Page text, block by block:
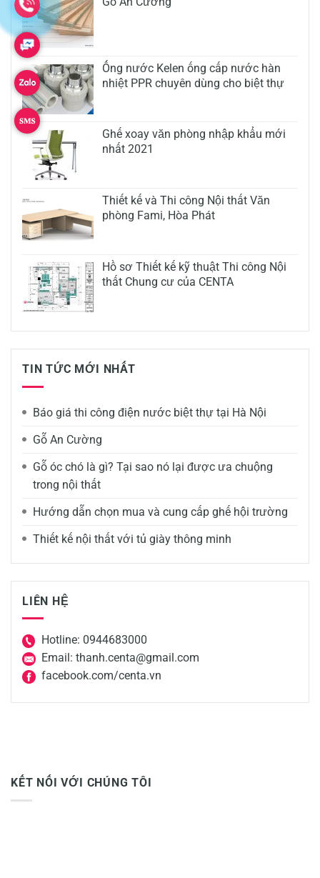
Ống nước Kelen ống cấp nước hàn
nhiệt PPR chuyên dùng cho biệt thự
Ghế xoay văn phòng nhập khẩu mới
nhất 2021
Thiết kế và Thi công Nội thất Văn
phòng Fami, Hòa Phát
Hồ sơ Thiết kế kỹ thuật Thi công Nội
thất Chung cư của CENTA
TIN TỨC MỚI NHẤT
Báo giá thi công điện nước biệt thự tại Hà Nội
Gỗ An Cường
Gỗ óc chó là gì? Tại sao nó lại được ưa chuộng
trong nội thất
Hướng dẫn chọn mua và cung cấp ghế hội trường
Thiết kế nội thất với tủ giày thông minh
LIÊN HỆ
Hotline: 0944683000
Email: thanh.centa@gmail.com
facebook.com/centa.vn
KẾT NỐI VỚI CHÚNG TÔI